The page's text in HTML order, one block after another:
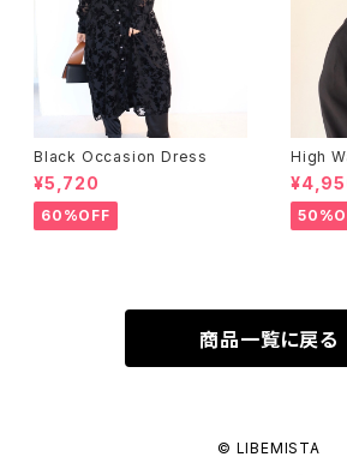
Black Occasion Dress
¥5,720
60%OFF
High
kirt
商品一覧に戻る
© LIBEMISTA